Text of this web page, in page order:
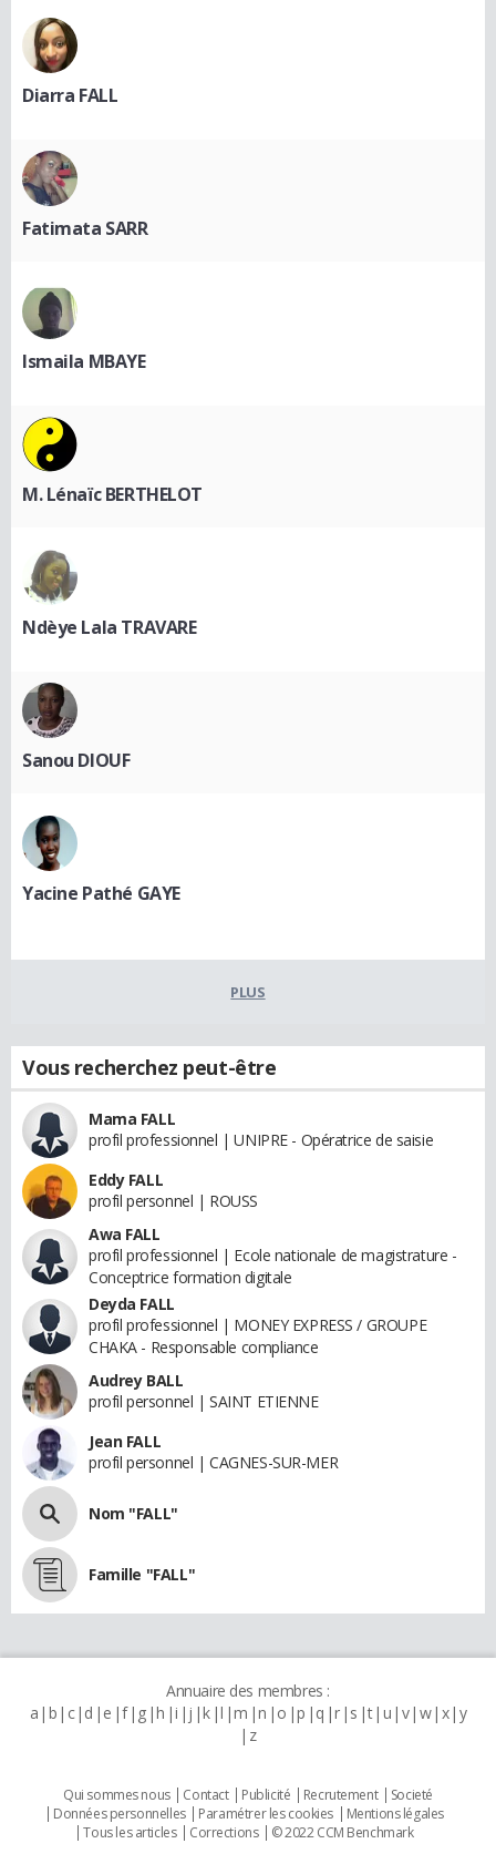
Diarra FALL
Fatimata SARR
Ismaila MBAYE
M. Lénaïc BERTHELOT
Ndèye Lala TRAVARE
Sanou DIOUF
Yacine Pathé GAYE
PLUS
Vous recherchez peut-être
Mama FALL
profil professionnel | UNIPRE - Opératrice de saisie
Eddy FALL
profil personnel | ROUSS
Awa FALL
profil professionnel | Ecole nationale de magistrature -
Conceptrice formation digitale
Deyda FALL
profil professionnel | MONEY EXPRESS / GROUPE
CHAKA - Responsable compliance
Audrey BALL
profil personnel | SAINT ETIENNE
Jean FALL
profil personnel | CAGNES-SUR-MER
Nom "FALL"
Famille "FALL"
Annuaire des membres :
a b c d e f g h i j k l m n o p q r s t u v w x y
z
Qui sommes nous Contact Publicité Recrutement
Societé
Données personnelles
Paramétrer les cookies
Mentions légales
Tous les articles
Corrections © 2022 CCM Benchmark